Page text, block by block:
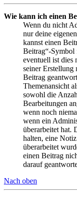
Wie kann ich einen
Wenn du nicht
nur deine
kannst einen
Beitrag“-Symbol
eventuell ist dies
seiner Erstellung
Beitrag
Themenansicht
sowohl die
Bearbeitungen
wenn noch
wenn ein
überarbeitet hat.
halten, eine
überarbeitet
einen Beitrag
darauf
Nach oben